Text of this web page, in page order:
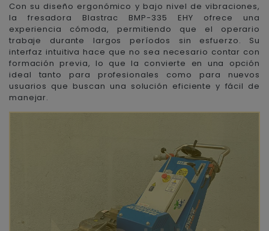
Con su diseño ergonómico y bajo nivel de vibraciones,
la fresadora Blastrac BMP-335 EHY ofrece una
experiencia cómoda, permitiendo que el operario
trabaje durante largos períodos sin esfuerzo. Su
interfaz intuitiva hace que no sea necesario contar con
formación previa, lo que la convierte en una opción
ideal tanto para profesionales como para nuevos
usuarios que buscan una solución eficiente y fácil de
manejar.